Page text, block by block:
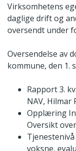
Virksomhetens
daglige drift og
oversendt under
Oversendelse av
kommune, den 1.
Rapport 3.
NAV, Hilmar
Opplæring
Oversikt
voksne,